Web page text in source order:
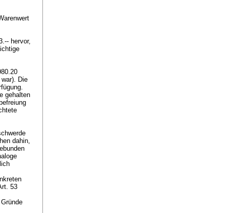
hervor,
Die
gehalten
dahin,
53